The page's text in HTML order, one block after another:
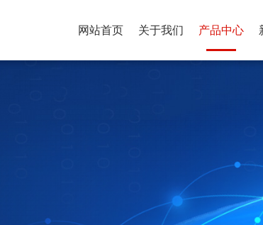
网站首页 关于我们 产品中心